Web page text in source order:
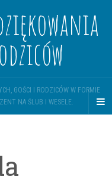
GOŚCI I RODZICÓW W FORMIE
NA ŚLUB I WESELE.